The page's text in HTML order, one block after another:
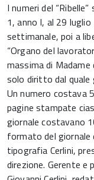
I numeri del
1, anno I, al 29
settimanale, poi a
“Organo del
massima di Madame
solo diritto dal quale
Un numero costava
pagine stampate
giornale costavano
formato del giornale
tipografia Cerlini,
direzione. Gerente e